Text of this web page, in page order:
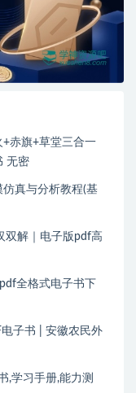
赤旗+草堂三合一
无密
仿真与分析教程(基
双解｜电子版pdf高
全格式电子书下
电子书 | 安徽农民外
,学习手册,能力测